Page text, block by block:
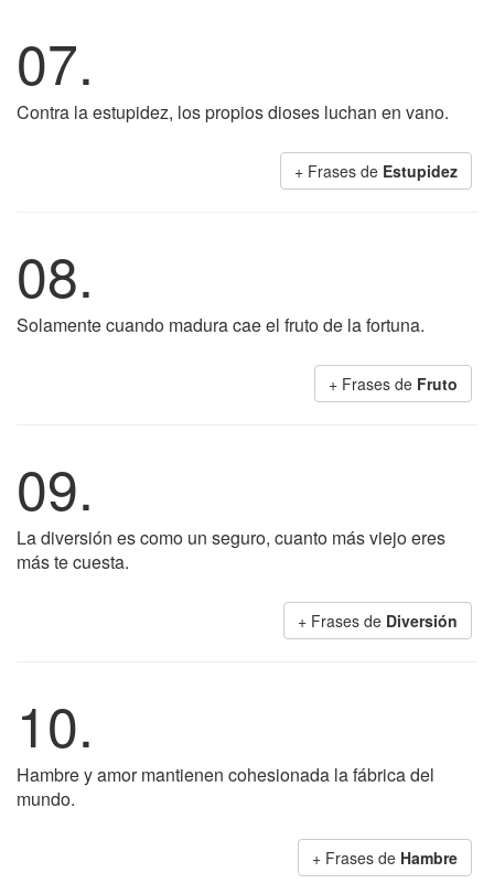
07.
Contra la estupidez, los propios dioses luchan en vano.
+ Frases de Estupidez
08.
Solamente cuando madura cae el fruto de la fortuna.
+ Frases de Fruto
09.
La diversión es como un seguro, cuanto más viejo eres
más te cuesta.
+ Frases de Diversión
10.
Hambre y amor mantienen cohesionada la fábrica del
mundo.
+ Frases de Hambre